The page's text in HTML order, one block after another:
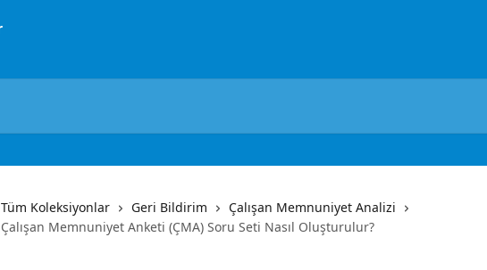
Tüm Koleksiyonlar Geri Bildirim
Çalışan Memnuniyet Analizi
Çalışan Memnuniyet Anketi (ÇMA) Soru Seti Nasıl Oluşturulur?